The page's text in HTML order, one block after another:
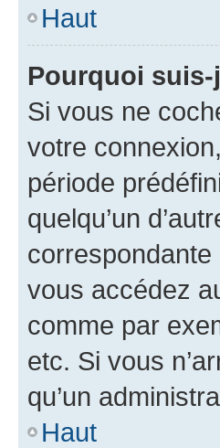
Haut
Pourquoi
Si vous ne
votre
période
quelqu’un
correspondante
vous accédez
comme par
etc. Si vous
qu’un
Haut